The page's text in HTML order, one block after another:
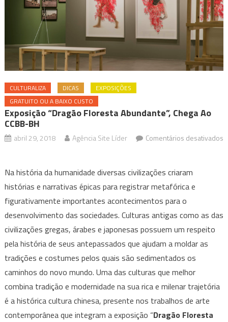
CULTURALIZA DICAS
EXPOSIÇÕES
GRATUITO OU A BAIXO CUSTO
Exposição “Dragão Floresta Abundante”, Chega Ao
CCBB-BH
abril 29, 2018 Agência Site Líder
Comentários desativados
“Dragão
Floresta
Abundante”,
chega
ao
CCBB-
Na história da humanidade diversas civilizações criaram
histórias e narrativas épicas para registrar metafórica e
figurativamente importantes acontecimentos para o
desenvolvimento das sociedades. Culturas antigas como as das
civilizações gregas, árabes e japonesas possuem um respeito
pela história de seus antepassados que ajudam a moldar as
tradições e costumes pelos quais são sedimentados os
caminhos do novo mundo. Uma das culturas que melhor
combina tradição e modernidade na sua rica e milenar trajetória
é a histórica cultura chinesa, presente nos trabalhos de arte
contemporânea que integram a exposição “Dragão Floresta